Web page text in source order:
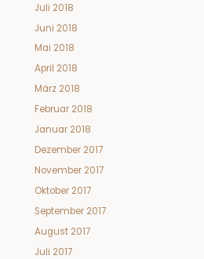
Juli 2018
Juni 2018
Mai 2018
April 2018
März 2018
Februar 2018
Januar 2018
Dezember 2017
November 2017
Oktober 2017
September 2017
August 2017
Juli 2017